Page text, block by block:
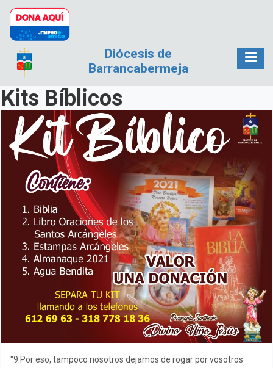
Pasar al contenido principal
Diócesis de
Barrancabermeja
Kits Bíblicos
"9.Por eso, tampoco nosotros dejamos de rogar por vosotros